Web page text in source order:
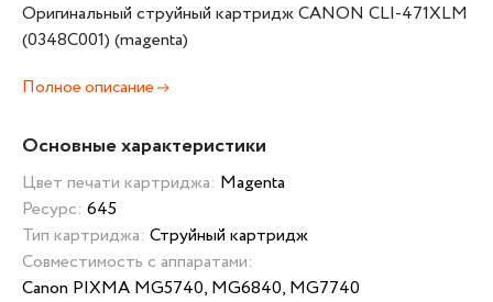
Оригинальный струйный картридж CANON CLI-471XLМ
(0348C001) (magenta)
Полное описание
Основные характеристики
Цвет печати картриджа: Magenta
Ресурс: 645
Тип картриджа: Струйный картридж
Совместимость с аппаратами:
Canon PIXMA MG5740, MG6840, MG7740